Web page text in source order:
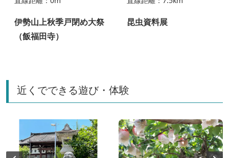
伊勢山上秋季戸閉め大祭
（飯福田寺）
昆虫資料展
近くでできる遊び・体験